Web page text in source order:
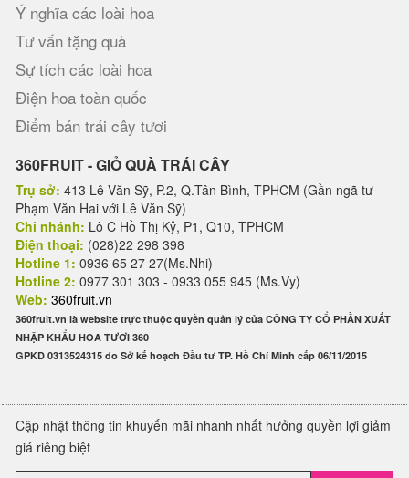
Ý nghĩa các loài hoa
Tư vấn tặng quà
Sự tích các loài hoa
Điện hoa toàn quốc
Điểm bán trái cây tươi
360FRUIT - GIỎ QUÀ TRÁI CÂY
Trụ sở: 413 Lê Văn Sỹ, P.2, Q.Tân Bình, TPHCM (Gần ngã tư
Phạm Văn Hai với Lê Văn Sỹ)
Chi nhánh: Lô C Hồ Thị Kỷ, P1, Q10, TPHCM
Điện thoại: (028)22 298 398
Hotline 1: 0936 65 27 27(Ms.Nhi)
Hotline 2: 0977 301 303 - 0933 055 945 (Ms.Vy)
Web: 360fruit.vn
360fruit.vn là website trực thuộc quyền quản lý của CÔNG TY CỔ PHẦN XUẤT
NHẬP KHẨU HOA TƯƠI 360
GPKD 0313524315 do Sở kế hoạch Đầu tư TP. Hồ Chí Minh cấp 06/11/2015
Cập nhật thông tin khuyến mãi nhanh nhất hưởng quyền lợi giảm
giá riêng biệt